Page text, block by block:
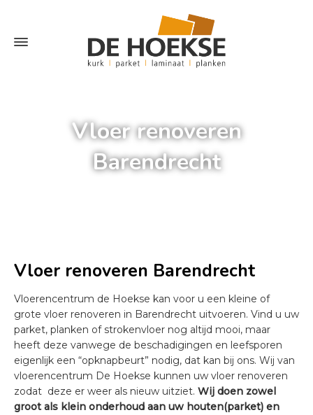
Vloer renoveren
Barendrecht
Vloer renoveren Barendrecht
Vloerencentrum de Hoekse kan voor u een kleine of
grote vloer renoveren in Barendrecht uitvoeren. Vind u uw
parket, planken of strokenvloer nog altijd mooi, maar
heeft deze vanwege de beschadigingen en leefsporen
eigenlijk een “opknapbeurt” nodig, dat kan bij ons. Wij van
vloerencentrum De Hoekse kunnen uw vloer renoveren
zodat deze er weer als nieuw uitziet. Wij doen zowel
groot als klein onderhoud aan uw houten(parket) en